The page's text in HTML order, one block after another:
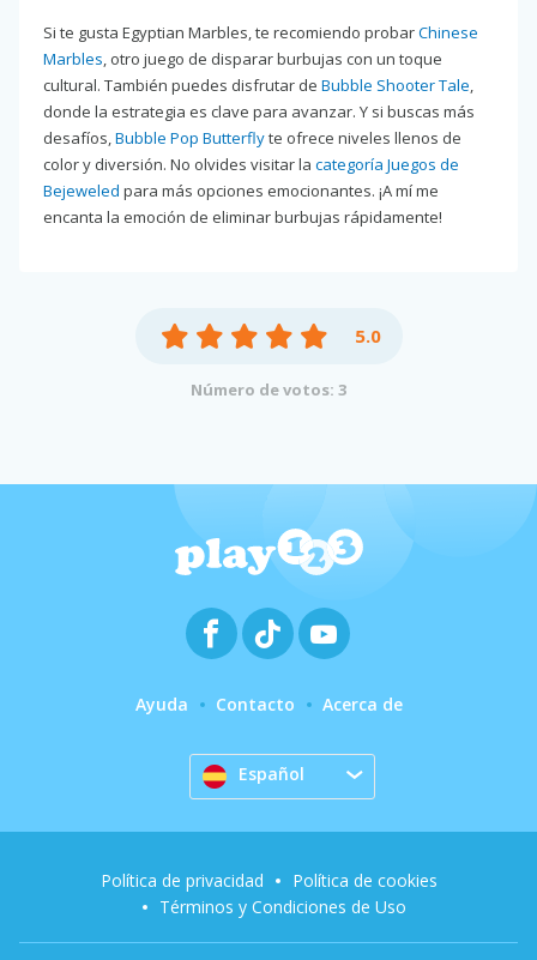
Si te gusta Egyptian Marbles, te recomiendo probarChinese
Marbles, otro juego de disparar burbujas con un toque
cultural. También puedes disfrutar de Bubble Shooter Tale,
donde la estrategia es clave para avanzar. Y si buscas más
desafíos,Bubble Pop Butterflyte ofrece niveles llenos de
color y diversión. No olvides visitar la categoría Juegos de
Bejeweled para más opciones emocionantes. ¡A mí me
encanta la emoción de eliminar burbujas rápidamente!
5.0
Número de votos: 3
Ayuda Contacto Acerca de
Español
Política de privacidad
Política de cookies
Términos y Condiciones de Uso